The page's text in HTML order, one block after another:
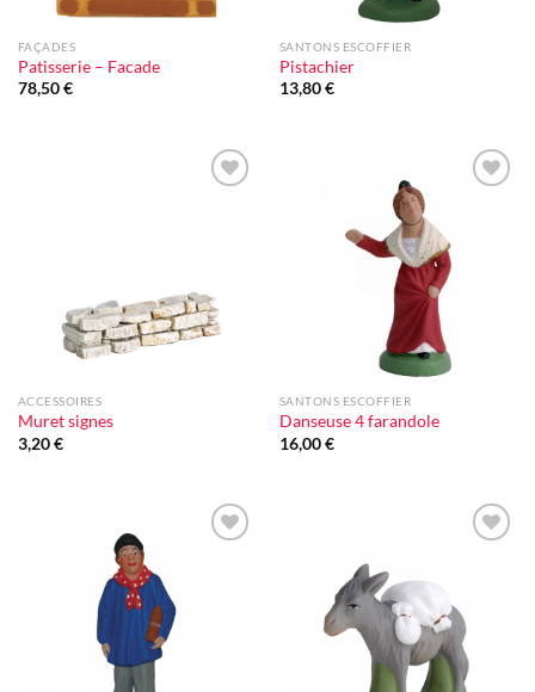
FAÇADES
Patisserie – Facade
78,50€
SANTONS ESCOFFIER
Pistachier
13,80€
ACCESSOIRES
Muret signes
3,20€
SANTONS ESCOFFIER
Danseuse 4 farandole
16,00€